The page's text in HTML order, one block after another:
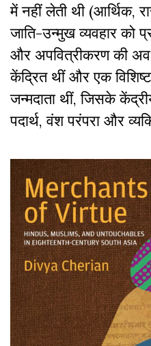
में नहीं लेती थी (आर्थिक,
जाति-उन्मुख व्यवहार को
और अपवित्रीकरण की
केंद्रित थीं और एक
जन्मदाता थीं, जिसके
पदार्थ, वंश परंपरा और